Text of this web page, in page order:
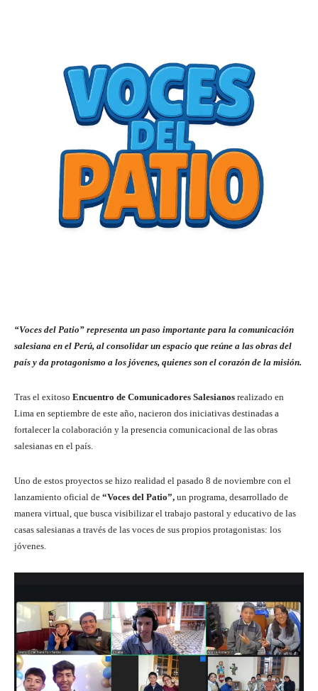
“Voces del Patio” representa un paso importante para la comunicación
salesiana en el Perú, al consolidar un espacio que reúne a las obras del
país y da protagonismo a los jóvenes, quienes son el corazón de la misión.
Tras el exitoso Encuentro de Comunicadores Salesianos realizado en
Lima en septiembre de este año, nacieron dos iniciativas destinadas a
fortalecer la colaboración y la presencia comunicacional de las obras
salesianas en el país.
Uno de estos proyectos se hizo realidad el pasado 8 de noviembre con el
lanzamiento oficial de “Voces del Patio”, un programa, desarrollado de
manera virtual, que busca visibilizar el trabajo pastoral y educativo de las
casas salesianas a través de las voces de sus propios protagonistas: los
jóvenes.